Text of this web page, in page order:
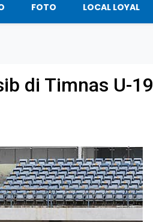
FOTO LOCAL LOYAL
di Timnas U-19